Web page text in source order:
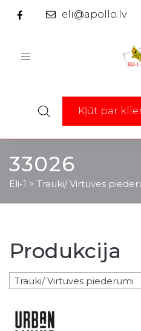
eli@apollo.lv
Toggle
Kļūt par
33026
Eli-1 > Trauki/ Virtuves
Produkcija
Trauki/ Virtuves piederumi